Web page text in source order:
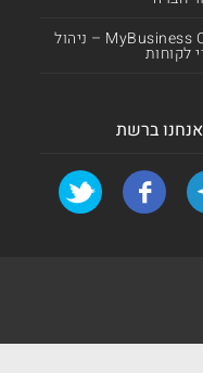
MyBusiness CRM – ניהול
לקוחות
אנחנו ברשת